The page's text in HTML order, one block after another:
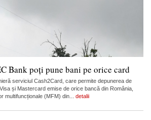
Bank poți pune bani pe orice card
serviciul Cash2Card, care permite depunerea de
și Mastercard emise de orice bancă din România,
multifuncționale (MFM) din... detalii